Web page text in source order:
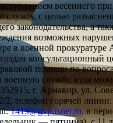
весеннего
службу, с целью
законодательства, а
возможных
в военной прокуратуре
консультационный
помощи по
военную службу, куда
г. Армавир, ул.
2, телефон горячей
1419@gvp.rsnet.ru, в